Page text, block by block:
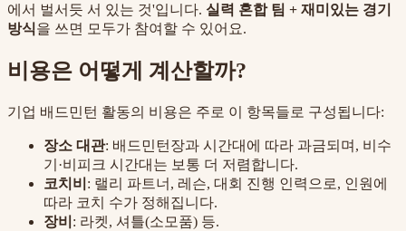
에서 벌서듯 서 있는 것'입니다. 실력 혼합 팀 + 재미있는 경기
방식을 쓰면 모두가 참여할 수 있어요.
비용은 어떻게 계산할까?
기업 배드민턴 활동의 비용은 주로 이 항목들로 구성됩니다:
장소 대관: 배드민턴장과 시간대에 따라 과금되며, 비수
기·비피크 시간대는 보통 더 저렴합니다.
코치비 : 랠리 파트너, 레슨, 대회 진행 인력으로, 인원에
따라 코치 수가 정해집니다.
장비 : 라켓, 셔틀(소모품) 등.